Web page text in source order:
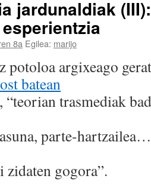
jardunaldiak
8a Egilea: marijo
potoloa argixeago
batean
“teorian trasmediak
parte-
gogora”.